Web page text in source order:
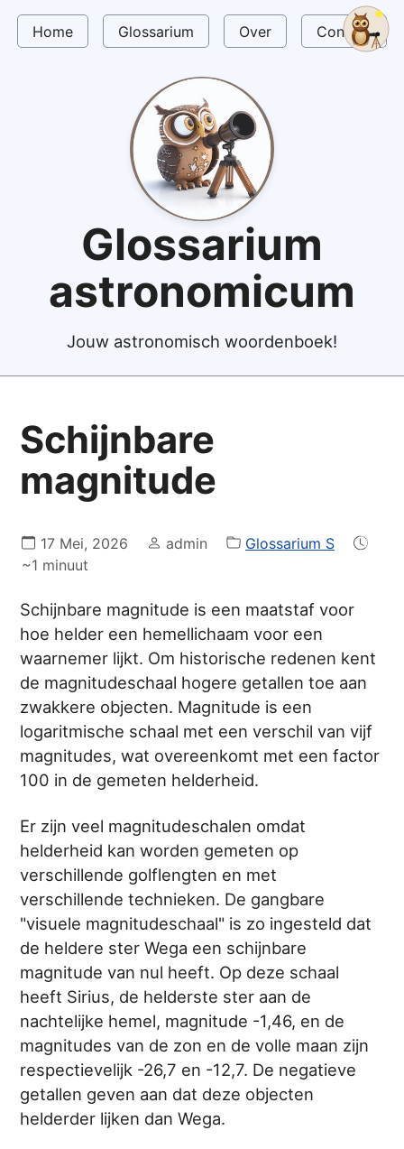
Home Glossarium Over Contact
Glossarium
astronomicum
Jouw astronomisch woordenboek!
Schijnbare
magnitude
17 Mei, 2026 admin
Glossarium S
~1 minuut
Schijnbare magnitude is een maatstaf voor
hoe helder een hemellichaam voor een
waarnemer lijkt. Om historische redenen kent
de magnitudeschaal hogere getallen toe aan
zwakkere objecten. Magnitude is een
logaritmische schaal met een verschil van vijf
magnitudes, wat overeenkomt met een factor
100 in de gemeten helderheid.
Er zijn veel magnitudeschalen omdat
helderheid kan worden gemeten op
verschillende golflengten en met
verschillende technieken. De gangbare
"visuele magnitudeschaal" is zo ingesteld dat
de heldere ster Wega een schijnbare
magnitude van nul heeft. Op deze schaal
heeft Sirius, de helderste ster aan de
nachtelijke hemel, magnitude -1,46, en de
magnitudes van de zon en de volle maan zijn
respectievelijk -26,7 en -12,7. De negatieve
getallen geven aan dat deze objecten
helderder lijken dan Wega.